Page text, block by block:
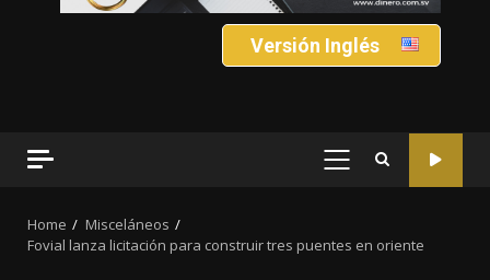
Versión Inglés
PRIMARY
Home
Misceláneos
Fovial lanza licitación para construir tres puentes en oriente